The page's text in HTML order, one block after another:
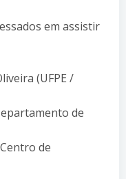
em assistir
(UFPE /
de
de